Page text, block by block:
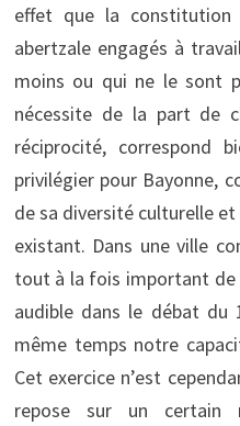
effet que la constitution
abertzale engagés à
moins ou qui ne le sont
nécessite de la part de
réciprocité, correspond
privilégier pour Bayonne,
de sa diversité culturelle
existant. Dans une ville
tout à la fois important de
audible dans le débat
même temps notre
Cet exercice n’est
repose sur un certain